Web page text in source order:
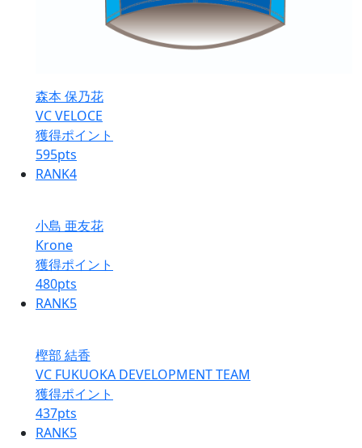
森本 保乃花
VC VELOCE
獲得ポイント
595pts
RANK4
小島 亜友花
Krone
獲得ポイント
480pts
RANK5
樫部 結香
VC FUKUOKA DEVELOPMENT TEAM
獲得ポイント
437pts
RANK5